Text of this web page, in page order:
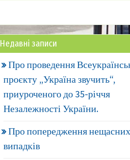
Недавні записи
Про проведення
проєкту „Україна звучить“,
приуроченого до 35-річчя
Незалежності України.
Про попередження нещасних
випадків